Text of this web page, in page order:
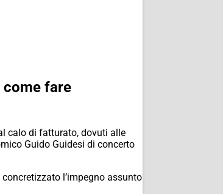
come fare
calo di fatturato, dovuti alle
Guido Guidesi di concerto
l’impegno assunto